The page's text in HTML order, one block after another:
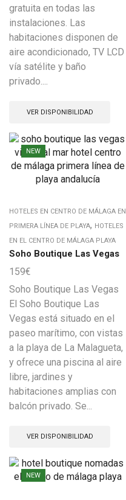
gratuita en todas las
instalaciones. Las
habitaciones disponen de
aire acondicionado, TV LCD
vía satélite y baño
privado....
VER DISPONIBILIDAD
NEW
HOTELES EN CENTRO DE MÁLAGA EN
PRIMERA LÍNEA DE PLAYA, HOTELES
EN EL CENTRO DE MÁLAGA PLAYA
Soho Boutique Las Vegas
159€
Soho Boutique Las Vegas
El Soho Boutique Las
Vegas está situado en el
paseo marítimo, con vistas
a la playa de La Malagueta,
y ofrece una piscina al aire
libre, jardines y
habitaciones amplias con
balcón privado. Se...
VER DISPONIBILIDAD
NEW